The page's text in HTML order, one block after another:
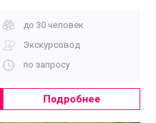
до 30 человек
Экскурсовод
по запросу
Подробнее